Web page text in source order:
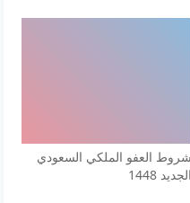
شروط العفو الملكي السعودي
الجديد 1448